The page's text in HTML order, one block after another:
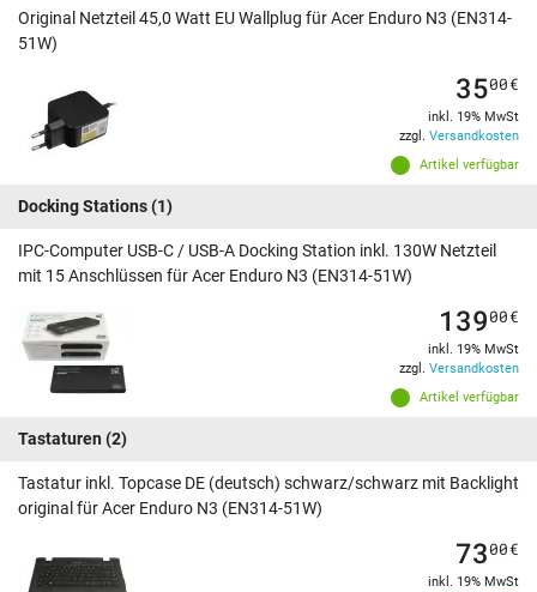
Original Netzteil 45,0 Watt EU Wallplug für Acer Enduro N3 (EN314-
51W)
Artikel verfügbar
3500€
inkl. 19% MwSt
zzgl. Versandkosten
Docking Stations(1)
IPC-Computer USB-C / USB-A Docking Station inkl. 130W Netzteil
mit 15 Anschlüssen für Acer Enduro N3 (EN314-51W)
Artikel verfügbar
13900€
inkl. 19% MwSt
zzgl. Versandkosten
Tastaturen (2)
Tastatur inkl. Topcase DE (deutsch) schwarz/schwarz mit Backlight
original für Acer Enduro N3 (EN314-51W)
7300€
inkl. 19% MwSt